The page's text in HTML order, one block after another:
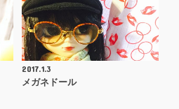
2017.1.3
メガネドール